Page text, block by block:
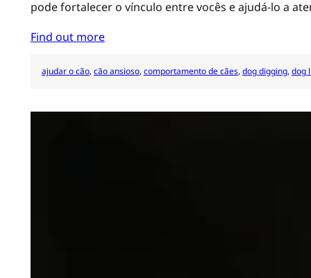
pode fortalecer o vínculo entre vocês e ajudá-lo a
Find out more
ajudar o cão, cão ansioso, comportamento de cães, dog digging, dog